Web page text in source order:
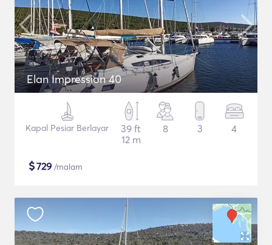
Elan Impression 40
Kapal Pesiar Berlayar
39 ft
12 m
8 3 4
$729 /malam